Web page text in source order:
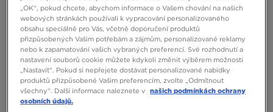
„OK“, pokud chcete, abychom informace o Vašem chování na našich
webových stránkách používali k vypracování personalizovaného
obsahu speciálně pro Vás, včetně doporučení produktů
přizpůsobených Vašim potřebám a zájmům, personalizované reklamy
nebo k zapamatování vašich vybraných preferencí. Své rozhodnutí a
nastavení souborů cookie můžete kdykoli změnit výběrem možnosti
„Nastavit“. Pokud si nepřejete dostávat personalizované nabídky
produktů přizpůsobené Vašim preferencím, zvolte „Odmítnout
všechny“. Další informace naleznete v našich podmínkách ochrany
osobních údajů.